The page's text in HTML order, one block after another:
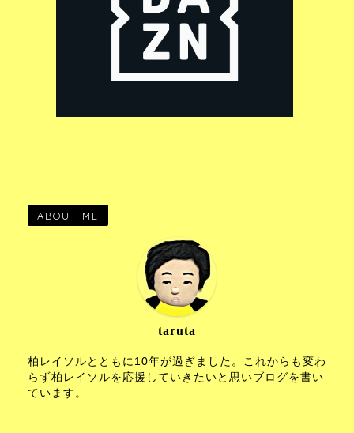
ABOUT ME
taruta
柏レイソルとともに10年が過ぎました。これからも変わ
らず柏レイソルを応援していきたいと思いブログを書い
ています。